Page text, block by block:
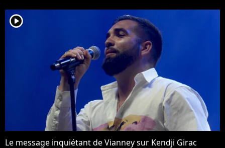
player2
Le message inquiétant de Vianney sur Kendji Girac